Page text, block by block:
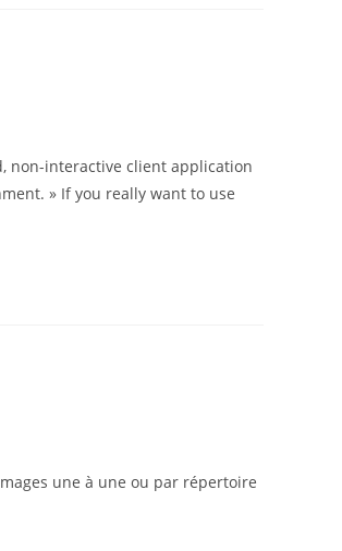
non-interactive client application
» If you really want to use
une à une ou par répertoire